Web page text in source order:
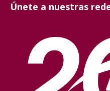
Únete a nuestras